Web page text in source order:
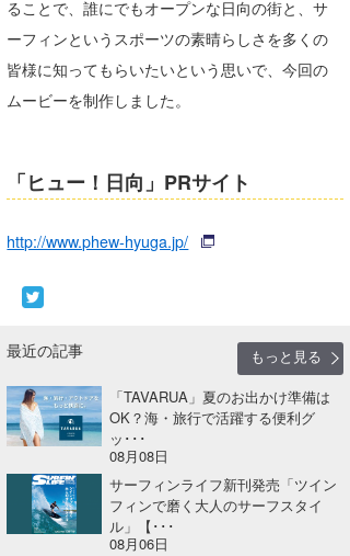
ることで、誰にでもオープンな日向の街と、サ
ーフィンというスポーツの素晴らしさを多くの
皆様に知ってもらいたいという思いで、今回の
ムービーを制作しました。
「ヒュー！日向」PRサイト
http://www.phew-hyuga.jp/
最近の記事
もっと見る
「TAVARUA」夏のお出かけ準備は
OK？海・旅行で活躍する便利グ
ッ･･･
08月08日
サーフィンライフ新刊発売「ツイン
フィンで磨く大人のサーフスタイ
ル」【･･･
08月06日